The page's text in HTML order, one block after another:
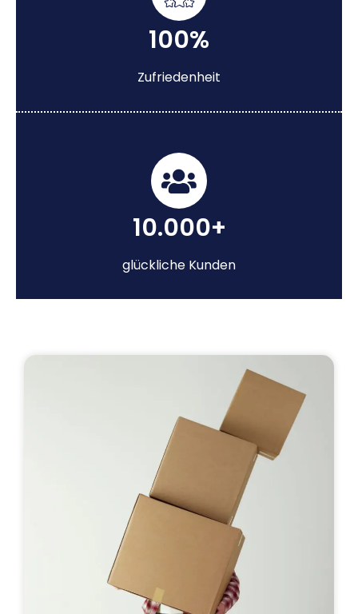
100%
Zufriedenheit
10.000+
glückliche Kunden